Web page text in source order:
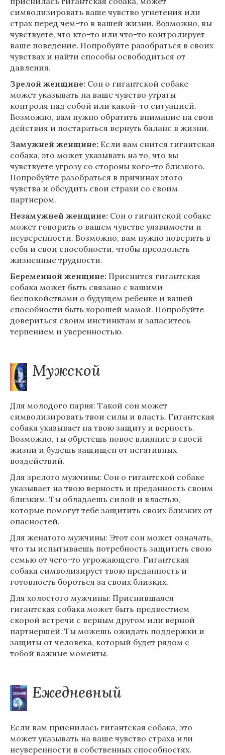
символизировать ваше чувство угнетения или
страх перед чем-то в вашей жизни. Возможно, вы
чувствуете, что кто-то или что-то контролирует
ваше поведение. Попробуйте разобраться в своих
чувствах и найти способы освободиться от
давления.
Зрелой женщине: Сон о гигантской собаке
может указывать на ваше чувство утраты
контроля над собой или какой-то ситуацией.
Возможно, вам нужно обратить внимание на свои
действия и постараться вернуть баланс в жизни.
Замужней женщине: Если вам снится гигантская
собака, это может указывать на то, что вы
чувствуете угрозу со стороны кого-то близкого.
Попробуйте разобраться в причинах этого
чувства и обсудить свои страхи со своим
партнером.
Незамужней женщине: Сон о гигантской собаке
может говорить о вашем чувстве уязвимости и
неуверенности. Возможно, вам нужно поверить в
себя и свои способности, чтобы преодолеть
жизненные трудности.
Беременной женщине: Приснится гигантская
собака может быть связано с вашими
беспокойствами о будущем ребенке и вашей
способности быть хорошей мамой. Попробуйте
довериться своим инстинктам и запаситесь
терпением и уверенностью.
Мужской
Для молодого парня: Такой сон может
символизировать твои силы и власть. Гигантская
собака указывает на твою защиту и верность.
Возможно, ты обретешь новое влияние в своей
жизни и будешь защищен от негативных
воздействий.
Для зрелого мужчины: Сон о гигантской собаке
указывает на твою верность и преданность своим
близким. Ты обладаешь силой и властью,
которые помогут тебе защитить своих близких от
опасностей.
Для женатого мужчины: Этот сон может означать,
что ты испытываешь потребность защитить свою
семью от чего-то угрожающего. Гигантская
собака символизирует твою преданность и
готовность бороться за своих близких.
Для холостого мужчины: Приснившаяся
гигантская собака может быть предвестием
скорой встречи с верным другом или верной
партнершей. Ты можешь ожидать поддержки и
защиты от человека, который будет рядом с
тобой важные моменты.
Ежедневный
Если вам приснилась гигантская собака, это
может указывать на ваше чувство страха или
неуверенности в собственных способностях.